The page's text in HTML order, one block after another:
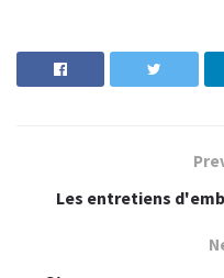
Les entretiens